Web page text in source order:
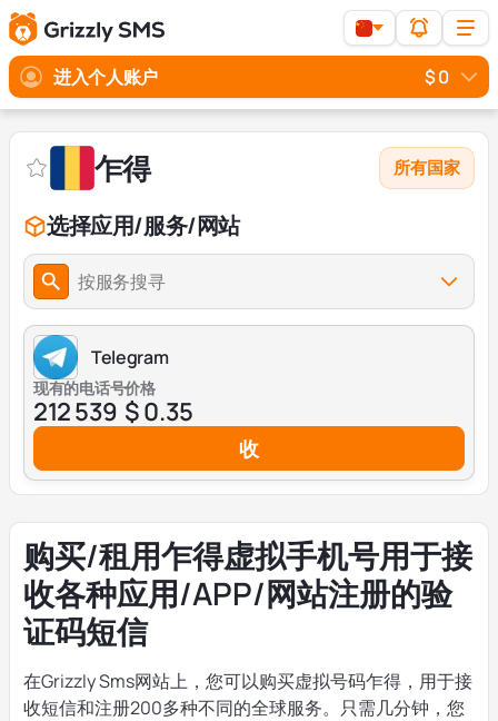
进入个人账户 $ 0
乍得 所有国家
选择应用/服务/网站
按服务搜寻
Telegram
现有的电话号
212 539
价格
$ 0.35
收
购买/租用乍得虚拟手机号用于接
收各种应用/APP/网站注册的验
证码短信
在Grizzly Sms网站上，您可以购买虚拟号码乍得，用于接
收短信和注册200多种不同的全球服务。只需几分钟，您